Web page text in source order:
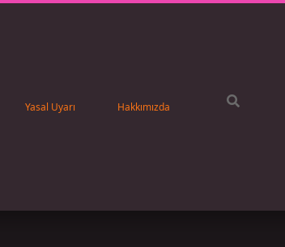
Yasal Uyarı Hakkımızda